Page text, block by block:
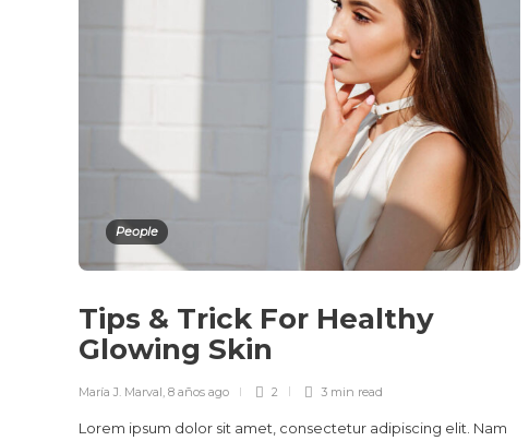
People
Tips & Trick For Healthy
Glowing Skin
María J. Marval 8 años ago 2 3 min read
Lorem ipsum dolor sit amet, consectetur adipiscing elit. Nam